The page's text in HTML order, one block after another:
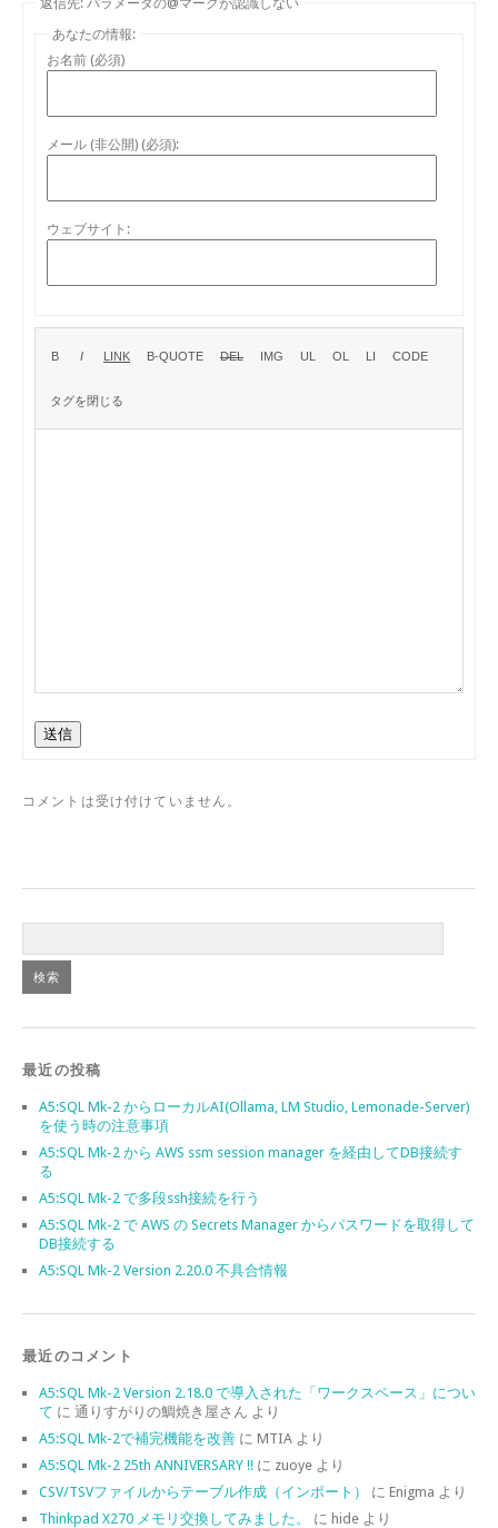
あなたの情報:
お名前 (必須)
メール (非公開) (必須):
ウェブサイト:
送信
コメントは受け付けていません。
最近の投稿
A5:SQL Mk-2 からローカルAI(Ollama, LM Studio, Lemonade-Server)
を使う時の注意事項
A5:SQL Mk-2 から AWS ssm session manager を経由してDB接続す
る
A5:SQL Mk-2 で多段ssh接続を行う
A5:SQL Mk-2 で AWS の Secrets Manager からパスワードを取得して
DB接続する
A5:SQL Mk-2 Version 2.20.0 不具合情報
最近のコメント
A5:SQL Mk-2 Version 2.18.0 で導入された「ワークスペース」につい
て に 通りすがりの鯛焼き屋さん より
A5:SQL Mk-2で補完機能を改善 に MTIA より
A5:SQL Mk-2 25th ANNIVERSARY !! に zuoye より
CSV/TSVファイルからテーブル作成（インポート）
に Enigma より
Thinkpad X270 メモリ交換してみました。
に hide より